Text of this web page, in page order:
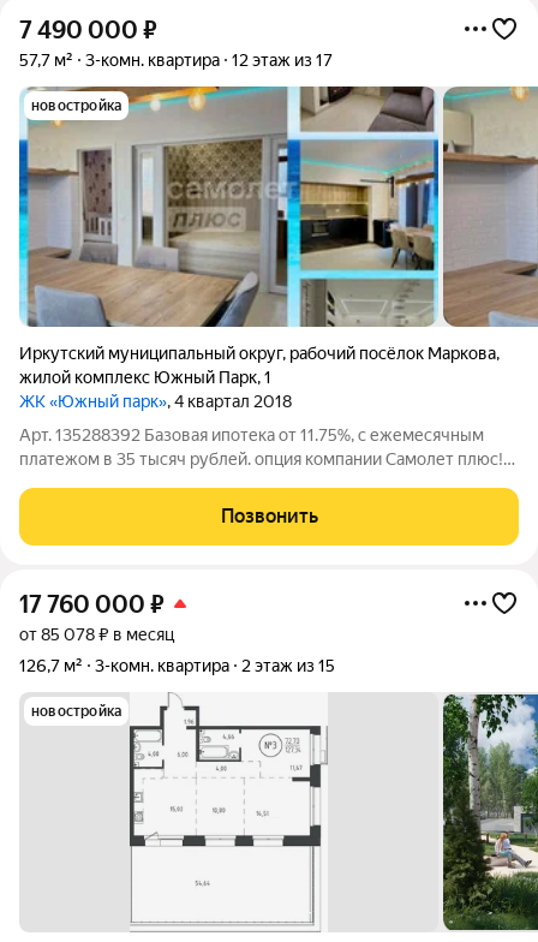
7 490 000 ₽
57,7 м² 3-комн. квартира 12 этаж из 17
новостройка
Иркутский муниципальный округ, рабочий посёлок Маркова,
жилой комплекс Южный Парк,1
ЖК «Южный парк», 4 квартал 2018
Арт. 135288392 Базовая ипотека от 11.75%, с ежемесячным
платежом в 35 тысяч рублей. опция компании Самолет плюс!
дизайнерским-ремонтом и видом на лес в ЖК «Южный Парк»!
Ищете идеальную
Позвонить
17 760 000 ₽
от 85 078 ₽ в месяц
126,7 м²
3-комн. квартира 2 этаж из 15
новостройка